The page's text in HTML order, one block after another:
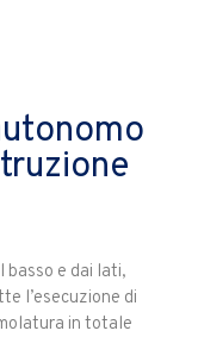
basso e dai lati,
l’esecuzione di
in totale